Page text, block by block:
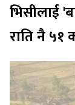
भिसीलाई
राति नै ५१